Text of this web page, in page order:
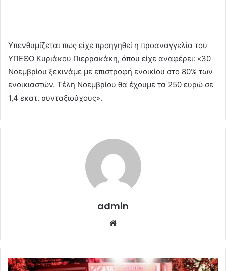
Υπενθυμίζεται πως είχε προηγηθεί η προαναγγελία του
ΥΠΕΘΟ Κυριάκου Πιερρακάκη, όπου είχε αναφέρει: «30
Νοεμβρίου ξεκινάμε με επιστροφή ενοικίου στο 80% των
ενοικιαστών. Τέλη Νοεμβρίου θα έχουμε τα 250 ευρώ σε
1,4 εκατ. συνταξιούχους».
admin